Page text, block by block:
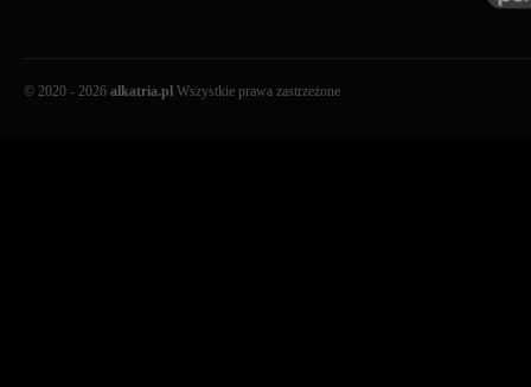
© 2020 - 2026 alkatria.pl Wszystkie prawa zastrzeżone